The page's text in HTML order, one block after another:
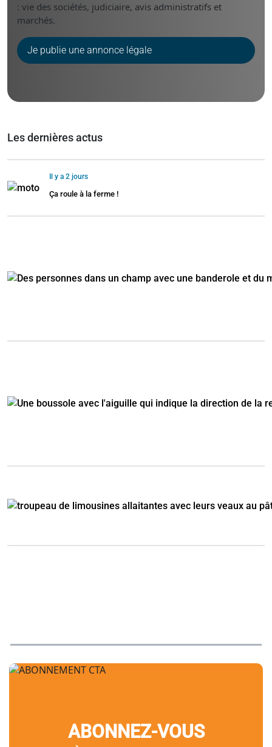
: vie des sociétés, judiciaire, avis administratifs et
marchés.
Je publie une annonce légale
Les dernières actus
Il y a 2 jours
Ça roule à la ferme !
ABONNEZ-VOUS